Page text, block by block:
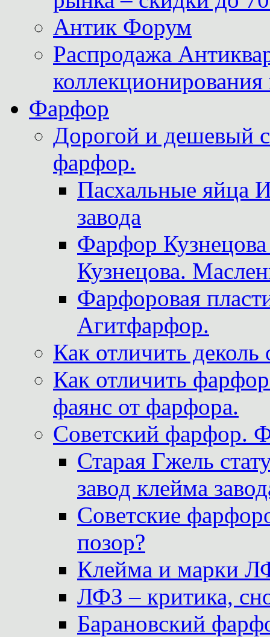
Антик Форум
Распродажа
Фарфор
Дорогой и дешевый
фарфор.
Пасхальные яйца
завода
Фарфор
Кузнецова.
Фарфоровая
Агитфарфор.
Как отличить
Как отличить
фаянс от фарфора.
Советский фарфор.
Старая Гжель
завод клейма
Советские
позор?
Клейма и марки
ЛФЗ – критика,
Барановский